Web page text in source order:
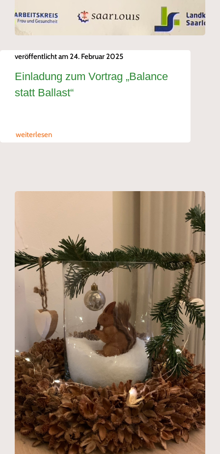
veröffentlicht am 24. Februar 2025
Einladung zum Vortrag „Balance
statt Ballast“
weiterlesen